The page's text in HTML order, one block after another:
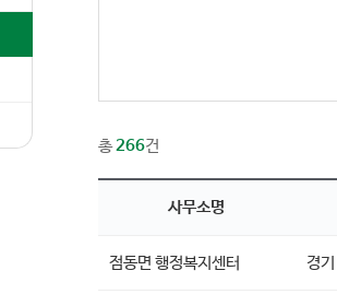
총266건
사무소명
점동면 행정복지센터 경